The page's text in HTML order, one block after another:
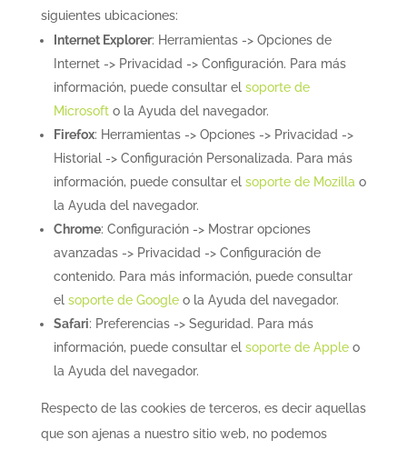
siguientes ubicaciones:
Internet Explorer: Herramientas -> Opciones de
Internet -> Privacidad -> Configuración. Para más
información, puede consultar el soporte de
Microsofto la Ayuda del navegador.
Firefox: Herramientas -> Opciones -> Privacidad ->
Historial -> Configuración Personalizada. Para más
información, puede consultar el soporte de Mozilla o
la Ayuda del navegador.
Chrome: Configuración -> Mostrar opciones
avanzadas -> Privacidad -> Configuración de
contenido. Para más información, puede consultar
el soporte de Googleo la Ayuda del navegador.
Safari: Preferencias -> Seguridad. Para más
información, puede consultar el soporte de Appleo
la Ayuda del navegador.
Respecto de las cookies de terceros, es decir aquellas
que son ajenas a nuestro sitio web, no podemos